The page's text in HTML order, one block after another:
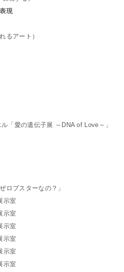
現
るアート）
「愛の遺伝子展 ～DNA of Love～」
ブスターなの？」
示室
示室
示室
示室
示室
示室